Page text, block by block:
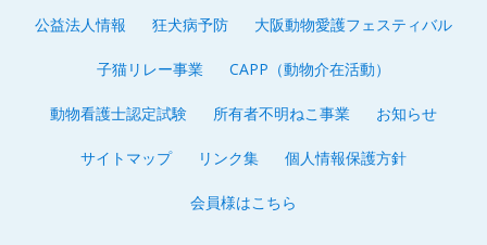
ニ
公益法人情報 狂犬病予防 大阪動物愛護フェスティバル
子猫リレー事業 CAPP（動物介在活動）
動物看護士認定試験 所有者不明ねこ事業 お知らせ
サイトマップ リンク集 個人情報保護方針
会員様はこちら